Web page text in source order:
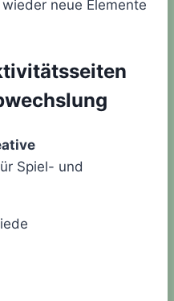
neue Elemente
Spiel- und